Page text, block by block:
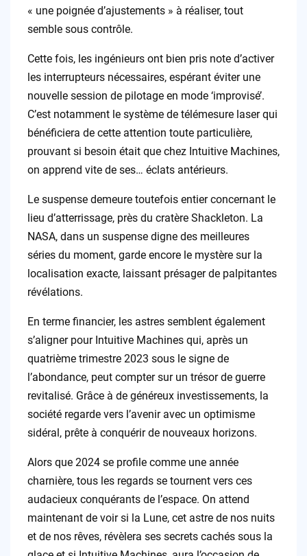
« une poignée d’ajustements » à réaliser, tout
semble sous contrôle.
Cette fois, les ingénieurs ont bien pris note d’activer
les interrupteurs nécessaires, espérant éviter une
nouvelle session de pilotage en mode ‘improvisé’.
C’est notamment le système de télémesure laser qui
bénéficiera de cette attention toute particulière,
prouvant si besoin était que chez Intuitive Machines,
on apprend vite de ses… éclats antérieurs.
Le suspense demeure toutefois entier concernant le
lieu d’atterrissage, près du cratère Shackleton. La
NASA, dans un suspense digne des meilleures
séries du moment, garde encore le mystère sur la
localisation exacte, laissant présager de palpitantes
révélations.
En terme financier, les astres semblent également
s’aligner pour Intuitive Machines qui, après un
quatrième trimestre 2023 sous le signe de
l’abondance, peut compter sur un trésor de guerre
revitalisé. Grâce à de généreux investissements, la
société regarde vers l’avenir avec un optimisme
sidéral, prête à conquérir de nouveaux horizons.
Alors que 2024 se profile comme une année
charnière, tous les regards se tournent vers ces
audacieux conquérants de l’espace. On attend
maintenant de voir si la Lune, cet astre de nos nuits
et de nos rêves, révèlera ses secrets cachés sous la